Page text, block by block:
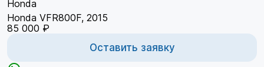
Honda VFR800F, 2015
85 000 ₽
Оставить заявку